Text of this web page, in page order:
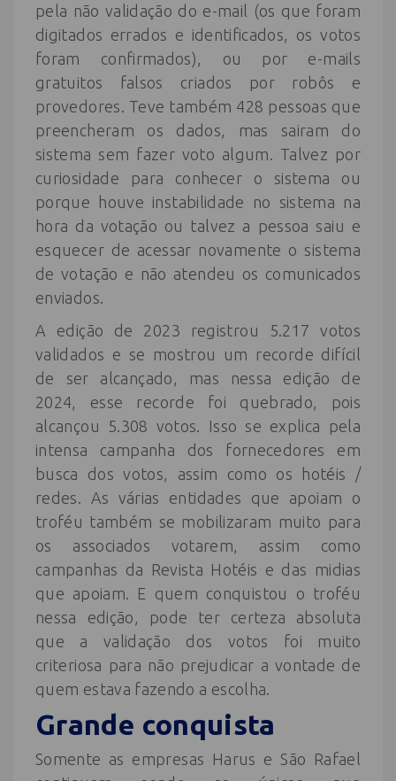
pela não validação do e-mail (os que foram
digitados errados e identificados, os votos
foram confirmados), ou por e-mails
gratuitos falsos criados por robôs e
provedores. Teve também 428 pessoas que
preencheram os dados, mas sairam do
sistema sem fazer voto algum. Talvez por
curiosidade para conhecer o sistema ou
porque houve instabilidade no sistema na
hora da votação ou talvez a pessoa saiu e
esquecer de acessar novamente o sistema
de votação e não atendeu os comunicados
enviados.
A edição de 2023 registrou 5.217 votos
validados e se mostrou um recorde difícil
de ser alcançado, mas nessa edição de
2024, esse recorde foi quebrado, pois
alcançou 5.308 votos. Isso se explica pela
intensa campanha dos fornecedores em
busca dos votos, assim como os hotéis /
redes. As várias entidades que apoiam o
troféu também se mobilizaram muito para
os associados votarem, assim como
campanhas da Revista Hotéis e das midias
que apoiam. E quem conquistou o troféu
nessa edição, pode ter certeza absoluta
que a validação dos votos foi muito
criteriosa para não prejudicar a vontade de
quem estava fazendo a escolha.
Grande conquista
Somente as empresas Harus e São Rafael